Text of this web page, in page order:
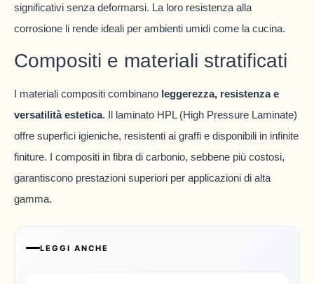
significativi senza deformarsi. La loro resistenza alla
corrosione li rende ideali per ambienti umidi come la cucina.
Compositi e materiali stratificati
I materiali compositi combinano leggerezza, resistenza e
versatilità estetica. Il laminato HPL (High Pressure Laminate)
offre superfici igieniche, resistenti ai graffi e disponibili in infinite
finiture. I compositi in fibra di carbonio, sebbene più costosi,
garantiscono prestazioni superiori per applicazioni di alta
gamma.
LEGGI ANCHE